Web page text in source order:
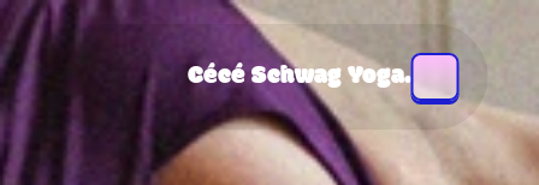
Cécé Schwag Yoga.